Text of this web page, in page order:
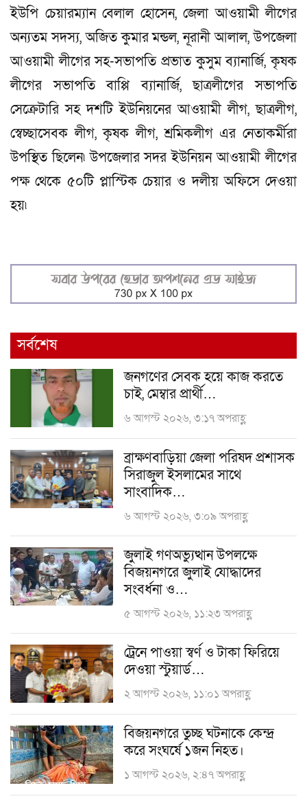
ইউপি চেয়ারম্যান বেলাল হোসেন, জেলা আওয়ামী লীগের
অন্যতম সদস্য, অজিত কুমার মন্ডল, নূরানী আলাল, উপজেলা
আওয়ামী লীগের সহ-সভাপতি প্রভাত কুসুম ব্যানার্জি, কৃষক
লীগের সভাপতি বাপ্পি ব্যানার্জি, ছাত্রলীগের সভাপতি
সেক্রেটারি সহ দশটি ইউনিয়নের আওয়ামী লীগ, ছাত্রলীগ,
স্বেচ্ছাসেবক লীগ, কৃষক লীগ, শ্রমিকলীগ এর নেতাকর্মীরা
উপস্থিত ছিলেন৷ উপজেলার সদর ইউনিয়ন আওয়ামী লীগের
পক্ষ থেকে ৫০টি প্লাস্টিক চেয়ার ও দলীয় অফিসে দেওয়া
হয়৷
সর্বশেষ
জনগণের সেবক হয়ে কাজ করতে
চাই, মেম্বার প্রার্থী…
৬ আগস্ট ২০২৬, ৩:১৭ অপরাহ্ণ
ব্রাক্ষণবাড়িয়া জেলা পরিষদ প্রশাসক
সিরাজুল ইসলামের সাথে
সাংবাদিক…
৬ আগস্ট ২০২৬, ৩:০৯ অপরাহ্ণ
জুলাই গণঅভ্যুত্থান উপলক্ষে
বিজয়নগরে জুলাই যোদ্ধাদের
সংবর্ধনা ও…
৫ আগস্ট ২০২৬, ১১:২৩ অপরাহ্ণ
ট্রেনে পাওয়া স্বর্ণ ও টাকা ফিরিয়ে
দেওয়া স্টুয়ার্ড…
২ আগস্ট ২০২৬, ১১:০১ অপরাহ্ণ
বিজয়নগরে তুচ্ছ ঘটনাকে কেন্দ্র
করে সংঘর্ষে ১জন নিহত।
১ আগস্ট ২০২৬, ২:৪৭ অপরাহ্ণ